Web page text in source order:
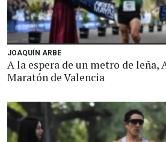
JOAQUÍN ARBE
A la espera de un metro de leña,
Maratón de Valencia